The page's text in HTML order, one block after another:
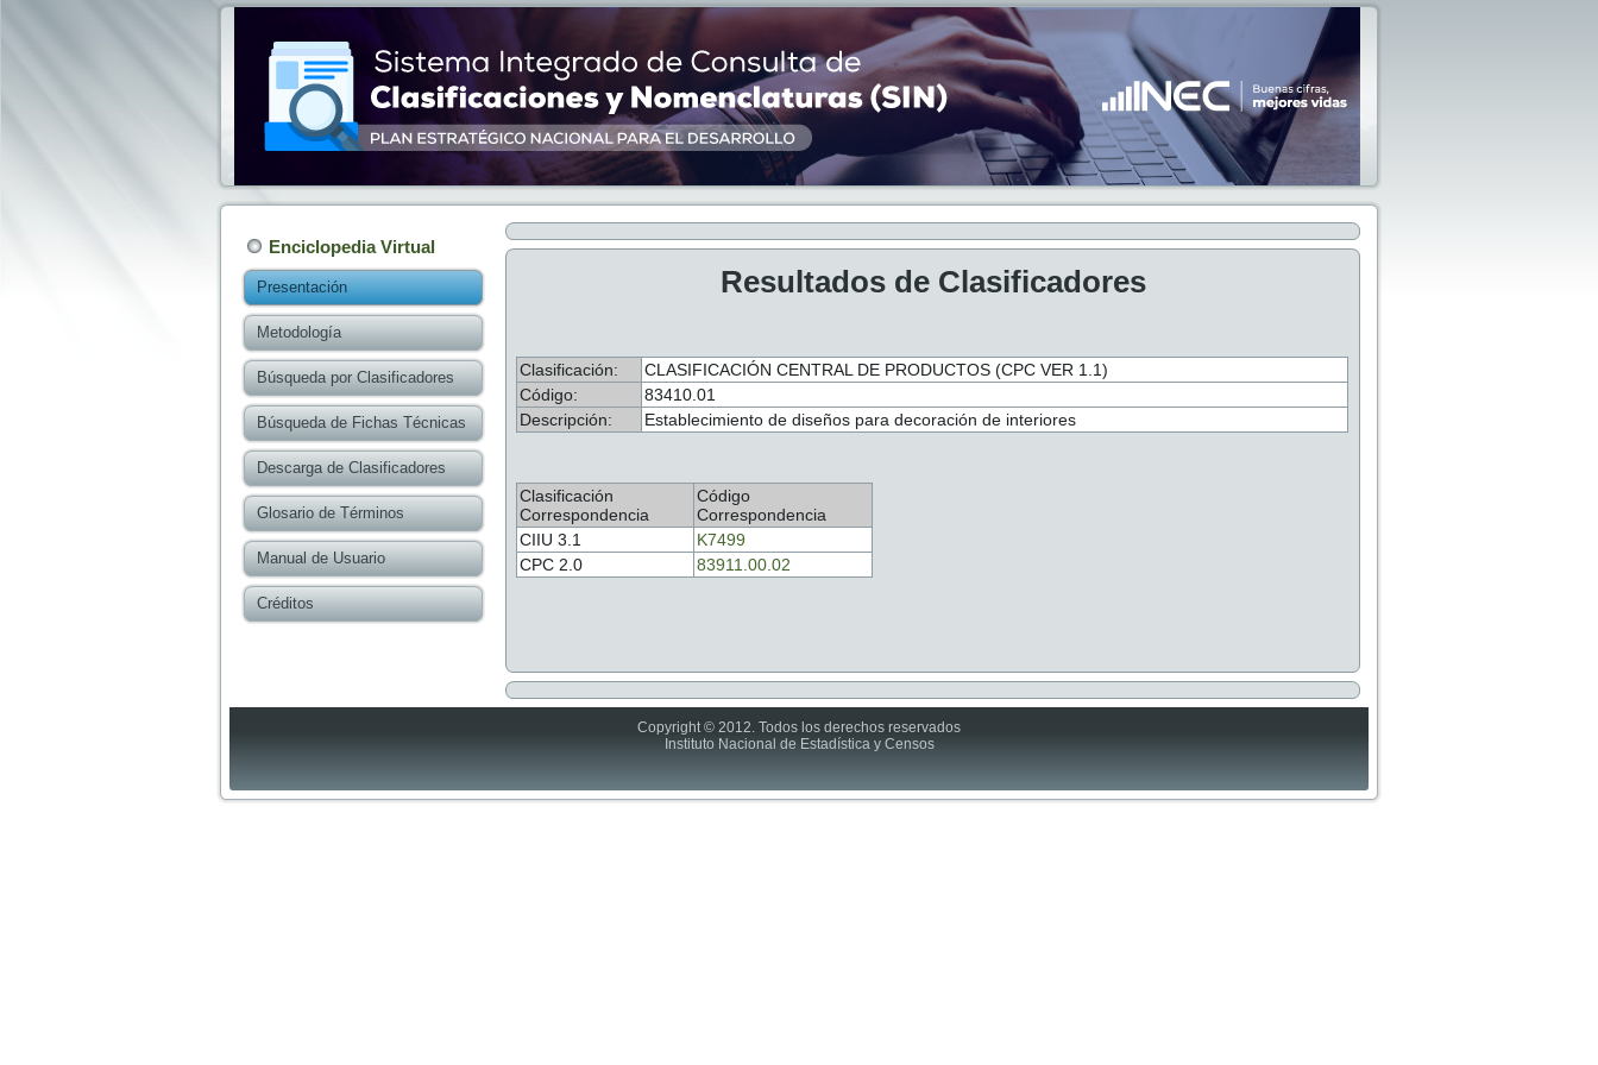
Enciclopedia Virtual
Presentación
Metodología
Búsqueda por Clasificadores
Búsqueda de Fichas Técnicas
Descarga de Clasificadores
Glosario de Términos
Manual de Usuario
Créditos
Resultados de Clasificadores
Clasificación:
CLASIFICACIÓN CENTRAL DE PRODUCTOS (CPC VER 1.1)
Código:
83410.01
Descripción:
Establecimiento de diseños para decoración de interiores
Clasificación
Correspondencia
Código
Correspondencia
CIIU 3.1
K7499
CPC 2.0
83911.00.02
Copyright © 2012. Todos los derechos reservados
Instituto Nacional de Estadística y Censos